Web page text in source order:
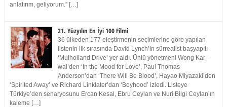
anlatırım, geliyorum.” […]
21. Yüzyılın En İyi 100 Filmi
36 ülkeden 177 eleştirmenin seçimlerine göre yapılan
listenin ilk sırasında David Lynch’in sürrealist başyapıtı
‘Mulholland Drive’ yer aldı. Ünlü yönetmeni Wong Kar-
wai’den ‘In the Mood for Love’, Paul Thomas
Anderson’dan ‘There Will Be Blood’, Hayao Miyazaki’den
‘Spirited Away’ ve Richard Linklater’dan ‘Boyhood’ izledi. Listeye
Türkiye’den senaryosunu Ercan Kesal, Ebru Ceylan ve Nuri Bilgi Ceylan’ın
kaleme […]